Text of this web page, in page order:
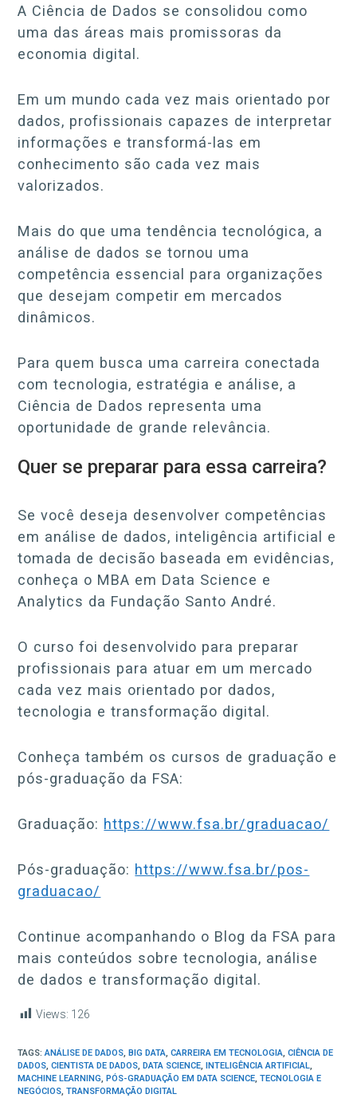
A Ciência de Dados se consolidou como
uma das áreas mais promissoras da
economia digital.
Em um mundo cada vez mais orientado por
dados, profissionais capazes de interpretar
informações e transformá-las em
conhecimento são cada vez mais
valorizados.
Mais do que uma tendência tecnológica, a
análise de dados se tornou uma
competência essencial para organizações
que desejam competir em mercados
dinâmicos.
Para quem busca uma carreira conectada
com tecnologia, estratégia e análise, a
Ciência de Dados representa uma
oportunidade de grande relevância.
Quer se preparar para essa carreira?
Se você deseja desenvolver competências
em análise de dados, inteligência artificial e
tomada de decisão baseada em evidências,
conheça o MBA em Data Science e
Analytics da Fundação Santo André.
O curso foi desenvolvido para preparar
profissionais para atuar em um mercado
cada vez mais orientado por dados,
tecnologia e transformação digital.
Conheça também os cursos de graduação e
pós-graduação da FSA:
Graduação: https://www.fsa.br/graduacao/
Pós-graduação: https://www.fsa.br/pos-
graduacao/
Continue acompanhando o Blog da FSA para
mais conteúdos sobre tecnologia, análise
de dados e transformação digital.
Views: 126
TAGS:ANÁLISE DE DADOS, BIG DATA, CARREIRA EM TECNOLOGIA, CIÊNCIA DE
DADOS, CIENTISTA DE DADOS, DATA SCIENCE, INTELIGÊNCIA ARTIFICIAL,
MACHINE LEARNING, PÓS-GRADUAÇÃO EM DATA SCIENCE, TECNOLOGIA E
NEGÓCIOS, TRANSFORMAÇÃO DIGITAL